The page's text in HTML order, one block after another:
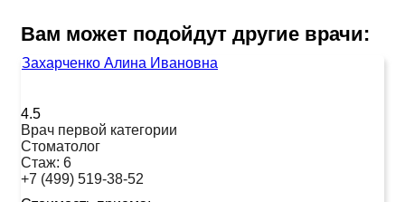
Вам может подойдут другие врачи:
Захарченко Алина Ивановна
4.5
Врач первой категории
Стоматолог
Стаж: 6
+7 (499) 519-38-52